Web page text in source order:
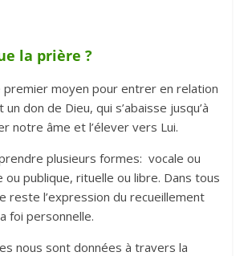
la prière ?
premier moyen pour entrer en relation
un don de Dieu, qui s’abaisse jusqu’à
notre âme et l’élever vers Lui.
plusieurs formes: vocale ou
ou publique, rituelle ou libre. Dans tous
reste l’expression du recueillement
foi personnelle.
nous sont données à travers la